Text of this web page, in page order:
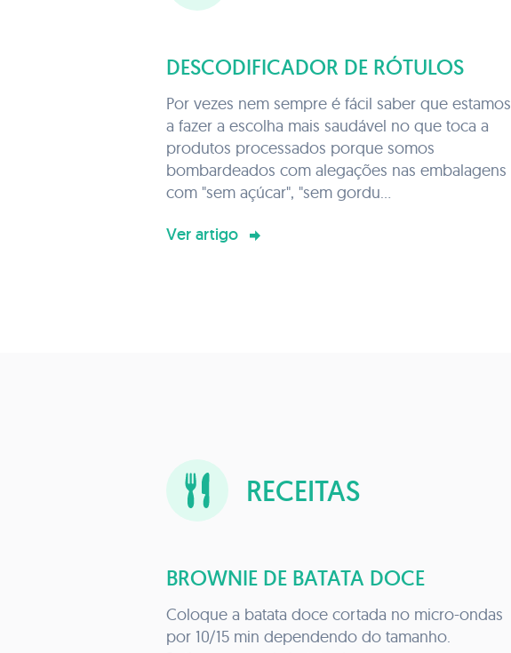
DESCODIFICADOR DE RÓTULOS
Por vezes nem sempre é fácil saber que estamos
a fazer a escolha mais saudável no que toca a
produtos processados porque somos
bombardeados com alegações nas embalagens
com "sem açúcar", "sem gordu...
Ver artigo
RECEITAS
BROWNIE DE BATATA DOCE
Coloque a batata doce cortada no micro-ondas
por 10/15 min dependendo do tamanho.